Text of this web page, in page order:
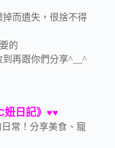
而遺失，很捨不得
的
再跟你們分享^__^
日記》 ♥♥
常！分享美食、寵